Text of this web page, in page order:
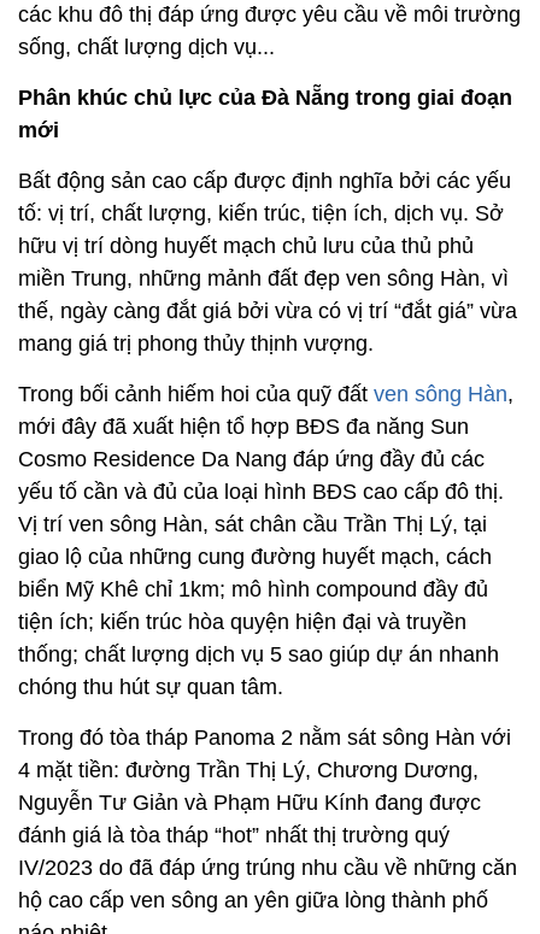
các khu đô thị đáp ứng được yêu cầu về môi trường
sống, chất lượng dịch vụ...
Phân khúc chủ lực của Đà Nẵng trong giai đoạn
mới
Bất động sản cao cấp được định nghĩa bởi các yếu
tố: vị trí, chất lượng, kiến trúc, tiện ích, dịch vụ. Sở
hữu vị trí dòng huyết mạch chủ lưu của thủ phủ
miền Trung, những mảnh đất đẹp ven sông Hàn, vì
thế, ngày càng đắt giá bởi vừa có vị trí “đắt giá” vừa
mang giá trị phong thủy thịnh vượng.
Trong bối cảnh hiếm hoi của quỹ đất ven sông Hàn,
mới đây đã xuất hiện tổ hợp BĐS đa năng Sun
Cosmo Residence Da Nang đáp ứng đầy đủ các
yếu tố cần và đủ của loại hình BĐS cao cấp đô thị.
Vị trí ven sông Hàn, sát chân cầu Trần Thị Lý, tại
giao lộ của những cung đường huyết mạch, cách
biển Mỹ Khê chỉ 1km; mô hình compound đầy đủ
tiện ích; kiến trúc hòa quyện hiện đại và truyền
thống; chất lượng dịch vụ 5 sao giúp dự án nhanh
chóng thu hút sự quan tâm.
Trong đó tòa tháp Panoma 2 nằm sát sông Hàn với
4 mặt tiền: đường Trần Thị Lý, Chương Dương,
Nguyễn Tư Giản và Phạm Hữu Kính đang được
đánh giá là tòa tháp “hot” nhất thị trường quý
IV/2023 do đã đáp ứng trúng nhu cầu về những căn
hộ cao cấp ven sông an yên giữa lòng thành phố